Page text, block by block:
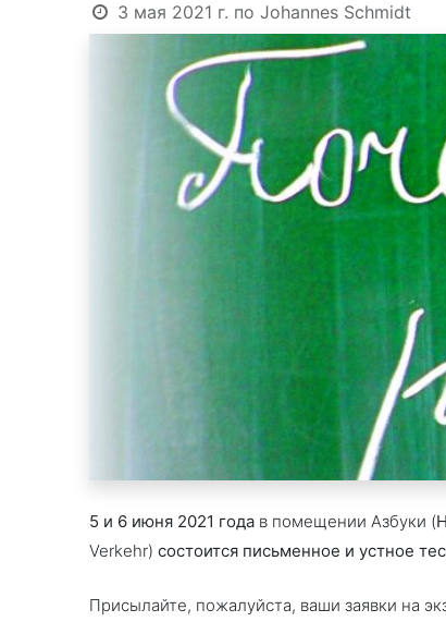
3 мая 2021 г. по Johannes Schmidt
5 и 6 июня 2021 года в помещении Азбуки (
Verkehr)состоится письменное и устное
Присылайте, пожалуйста, ваши заявки на